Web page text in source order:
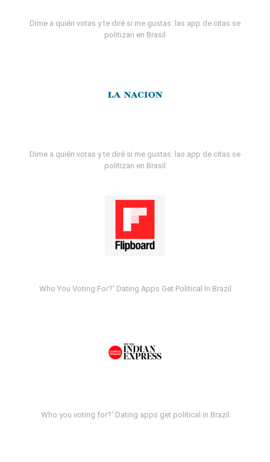
Dime a quién votas y te diré si me gustas: las app de citas se
politizan en Brasil
Dime a quién votas y te diré si me gustas: las app de citas se
politizan en Brasil
Who You Voting For?' Dating Apps Get Political In Brazil
Who you voting for?' Dating apps get political in Brazil